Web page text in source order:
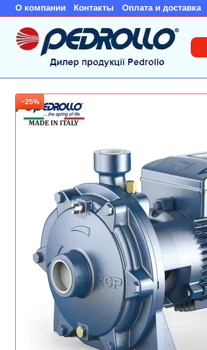
Перейти к основному контенту
О компании Контакты Оплата и доставка
−25%